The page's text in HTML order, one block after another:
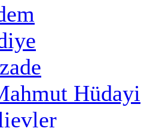
Hüdayi